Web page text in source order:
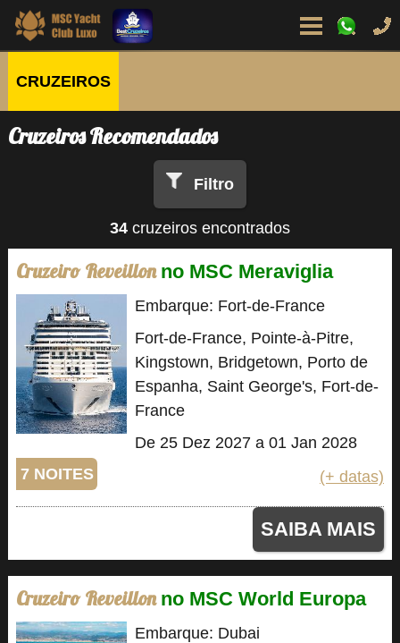
CRUZEIROS
Cruzeiros Recomendados
Filtro
34 cruzeiros encontrados
Cruzeiro Reveillon no MSC Meraviglia
7 NOITES
Embarque: Fort-de-France
Fort-de-France, Pointe-à-Pitre,
Kingstown, Bridgetown, Porto de
Espanha, Saint George's, Fort-de-
France
De 25 Dez 2027 a 01 Jan 2028
(+ datas)
SAIBA MAIS
Cruzeiro Reveillon no MSC World Europa
Embarque: Dubai